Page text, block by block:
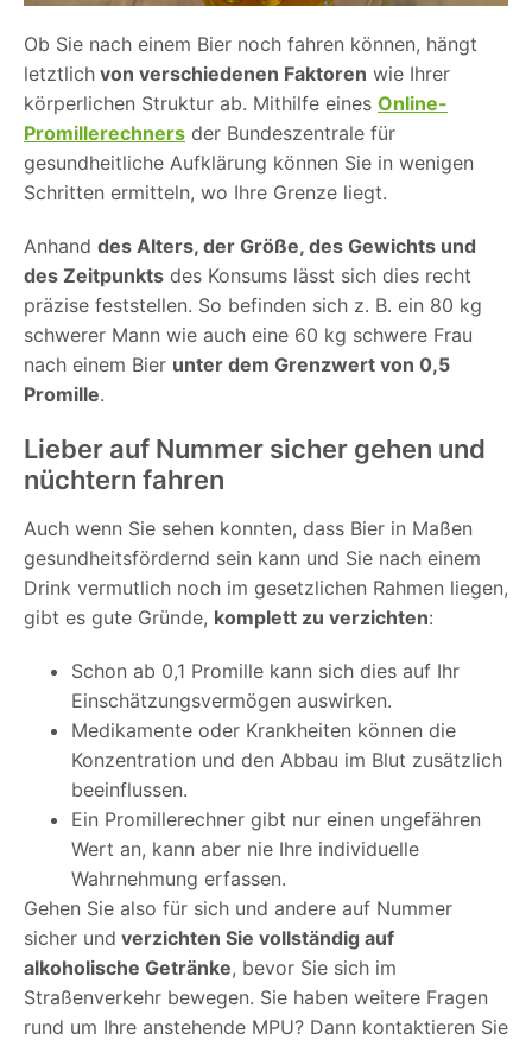
Ob Sie nach einem Bier noch fahren können, hängt
letztlich von verschiedenen Faktoren wie Ihrer
körperlichen Struktur ab. Mithilfe eines Online-
Promillerechners der Bundeszentrale für
gesundheitliche Aufklärung können Sie in wenigen
Schritten ermitteln, wo Ihre Grenze liegt.
Anhand des Alters, der Größe, des Gewichts und
des Zeitpunkts des Konsums lässt sich dies recht
präzise feststellen. So befinden sich z. B. ein 80 kg
schwerer Mann wie auch eine 60 kg schwere Frau
nach einem Bier unter dem Grenzwert von 0,5
Promille.
Lieber auf Nummer sicher gehen und
nüchtern fahren
Auch wenn Sie sehen konnten, dass Bier in Maßen
gesundheitsfördernd sein kann und Sie nach einem
Drink vermutlich noch im gesetzlichen Rahmen liegen,
gibt es gute Gründe, komplett zu verzichten:
Schon ab 0,1 Promille kann sich dies auf Ihr
Einschätzungsvermögen auswirken.
Medikamente oder Krankheiten können die
Konzentration und den Abbau im Blut zusätzlich
beeinflussen.
Ein Promillerechner gibt nur einen ungefähren
Wert an, kann aber nie Ihre individuelle
Wahrnehmung erfassen.
Gehen Sie also für sich und andere auf Nummer
sicher und verzichten Sie vollständig auf
alkoholische Getränke, bevor Sie sich im
Straßenverkehr bewegen. Sie haben weitere Fragen
rund um Ihre anstehende MPU? Dann kontaktieren Sie